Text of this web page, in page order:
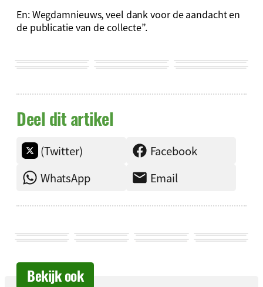
En: Wegdamnieuws, veel dank voor de aandacht en
de publicatie van de collecte”.
Deel dit artikel
(Twitter)
Facebook
WhatsApp
Email
Bekijk ook